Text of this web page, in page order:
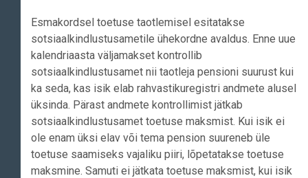
Esmakordsel toetuse taotlemisel esitatakse
sotsiaalkindlustusametile ühekordne avaldus. Enne uue
kalendriaasta väljamakset kontrollib
sotsiaalkindlustusamet nii taotleja pensioni suurust kui
ka seda, kas isik elab rahvastikuregistri andmete alusel
üksinda. Pärast andmete kontrollimist jätkab
sotsiaalkindlustusamet toetuse maksmist. Kui isik ei
ole enam üksi elav või tema pension suureneb üle
toetuse saamiseks vajaliku piiri, lõpetatakse toetuse
maksmine. Samuti ei jätkata toetuse maksmist, kui isik